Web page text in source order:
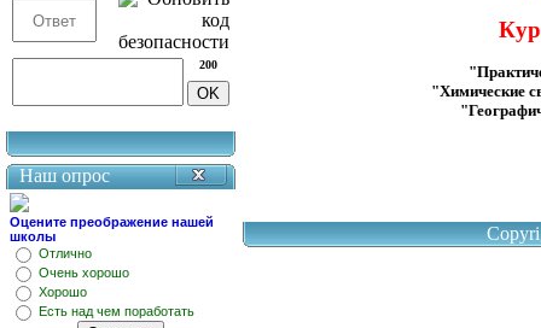
200
Наш опрос
Оцените преображение нашей
школы
Отлично
Очень хорошо
Хорошо
Есть над чем поработать
"Химические